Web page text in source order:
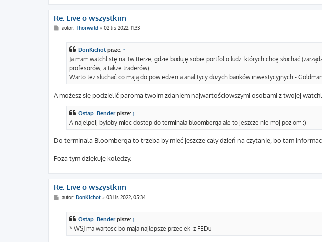
Re: Live o wszystkim
Pautor: Thorwald» 02 lis 2022, 11:33
DonKichot pisze: ↑
Ja mam watchlistę na Twitterze, gdzie buduję sobie portfolio ludzi których chcę słuchać
profesorów, a także traderów).
Warto też słuchać co mają do powiedzenia analitycy dużych banków inwestycyjnych -
A możesz się podzielić paroma twoim zdaniem najwartościowszymi osobami z twojej
Ostap_Benderpisze: ↑
A najelpeij byloby miec dostep do terminala bloomberga ale to jeszcze nie moj poziom :)
Do terminala Bloomberga to trzeba by mieć jeszcze cały dzień na czytanie, bo tam
Poza tym dziękuję koledzy.
Re: Live o wszystkim
Pautor: DonKichot» 03 lis 2022, 05:34
Ostap_Benderpisze: ↑
* WSJ ma wartosc bo maja najlepsze przecieki z FEDu